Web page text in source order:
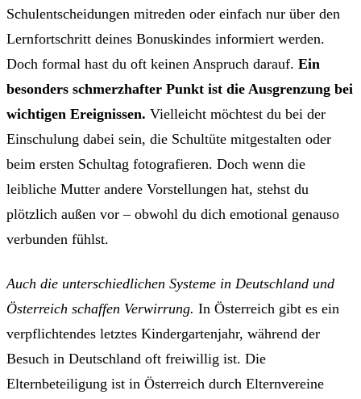
Schulentscheidungen mitreden oder einfach nur über den
Lernfortschritt deines Bonuskindes informiert werden.
Doch formal hast du oft keinen Anspruch darauf. Ein
besonders schmerzhafter Punkt ist die Ausgrenzung bei
wichtigen Ereignissen. Vielleicht möchtest du bei der
Einschulung dabei sein, die Schultüte mitgestalten oder
beim ersten Schultag fotografieren. Doch wenn die
leibliche Mutter andere Vorstellungen hat, stehst du
plötzlich außen vor – obwohl du dich emotional genauso
verbunden fühlst.
Auch die unterschiedlichen Systeme in Deutschland und
Österreich schaffen Verwirrung. In Österreich gibt es ein
verpflichtendes letztes Kindergartenjahr, während der
Besuch in Deutschland oft freiwillig ist. Die
Elternbeteiligung ist in Österreich durch Elternvereine